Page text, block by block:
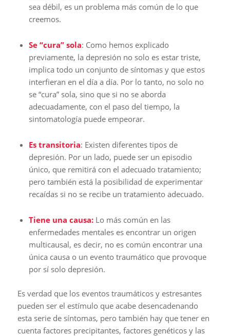
sea débil, es un problema más común de lo que
creemos.
Se “cura” sola: Como hemos explicado
previamente, la depresión no solo es estar triste,
implica todo un conjunto de síntomas y que estos
interfieran en el día a día. Por lo tanto, no solo no
se “cura” sola, sino que si no se aborda
adecuadamente, con el paso del tiempo, la
sintomatología puede empeorar.
Es transitoria: Existen diferentes tipos de
depresión. Por un lado, puede ser un episodio
único, que remitirá con el adecuado tratamiento;
pero también está la posibilidad de experimentar
recaídas si no se recibe un tratamiento adecuado.
Tiene una causa:Lo más común en las
enfermedades mentales es encontrar un origen
multicausal, es decir, no es común encontrar una
única causa o un evento traumático que provoque
por sí solo depresión.
Es verdad que los eventos traumáticos y estresantes
pueden ser el estímulo que acabe desencadenando
esta serie de síntomas, pero también hay que tener en
cuenta factores precipitantes, factores genéticos y las